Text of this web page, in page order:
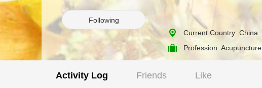
Following
Current Country: China
Profession: Acupuncture
Activity Log Friends Like